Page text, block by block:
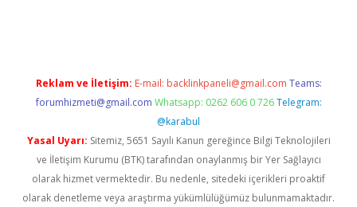
Reklam ve İletişim: E-mail: backlinkpaneli@gmail.com Teams:
forumhizmeti@gmail.com Whatsapp: 0262 606 0 726 Telegram:
@karabul
Yasal Uyarı: Sitemiz, 5651 Sayılı Kanun gereğince Bilgi Teknolojileri
ve İletişim Kurumu (BTK) tarafından onaylanmış bir Yer Sağlayıcı
olarak hizmet vermektedir. Bu nedenle, sitedeki içerikleri proaktif
olarak denetleme veya araştırma yükümlülüğümüz bulunmamaktadır.